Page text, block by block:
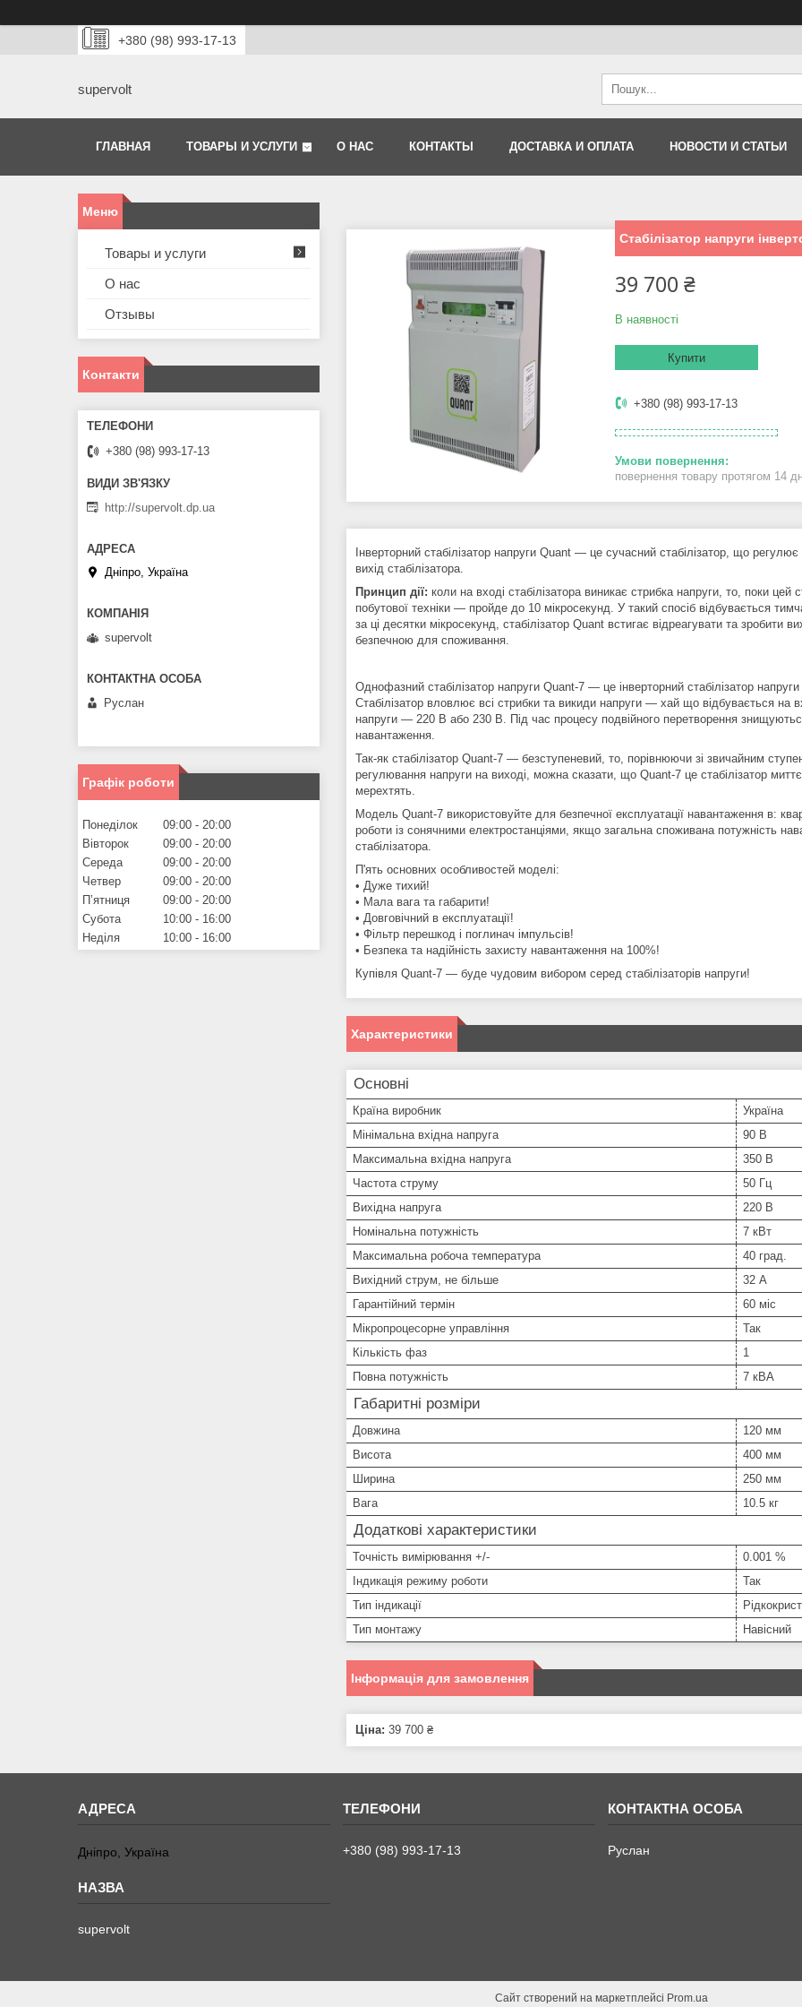
+380 (98) 993-17-13
supervolt
ГЛАВНАЯ ТОВАРЫ И УСЛУГИ О НАС КОНТАКТЫ ДОСТАВКА И ОПЛАТА НОВОСТИ И СТАТЬИ
Стабілізатор напруги
39 700 ₴
В наявності
Купити
+380 (98) 993-17-13
повернення товару протягом 14
Інверторний стабілізатор напруги Quant — це сучасний стабілізатор, що
вихід стабілізатора.
Принцип дії: коли на вході стабілізатора виникає стрибка напруги, то, поки
побутової техніки — пройде до 10 мікросекунд. У такий спосіб відбувається
за ці десятки мікросекунд, стабілізатор Quant встигає відреагувати та зробити
безпечною для споживання.
Однофазний стабілізатор напруги Quant-7 — це інверторний стабілізатор
Стабілізатор вловлює всі стрибки та викиди напруги — хай що відбувається на
напруги — 220 В або 230 В. Під час процесу подвійного перетворення
навантаження.
Так-як стабілізатор Quant-7 — безступеневий, то, порівнюючи зі звичайним
регулювання напруги на виході, можна сказати, що Quant-7 це стабілізатор
мерехтять.
Модель Quant-7 використовуйте для безпечної експлуатації навантаження в:
роботи із сонячними електростанціями, якщо загальна споживана потужність
стабілізатора.
П'ять основних особливостей моделі:
• Дуже тихий!
• Мала вага та габарити!
• Довговічний в експлуатації!
• Фільтр перешкод і поглинач імпульсів!
• Безпека та надійність захисту навантаження на 100%!
Купівля Quant-7 — буде чудовим вибором серед стабілізаторів напруги!
Характеристики
Основні
Країна виробник
Україна
Мінімальна вхідна напруга
90 В
Максимальна вхідна напруга
350 В
Частота струму
50 Гц
Вихідна напруга
220 В
Номінальна потужність
7 кВт
Максимальна робоча температура
40 град.
Вихідний струм, не більше
32 А
Гарантійний термін
60 міс
Мікропроцесорне управління
Так
Кількість фаз
1
Повна потужність
7 кВА
Габаритні розміри
Довжина
120 мм
Висота
400 мм
Ширина
250 мм
Вага
10.5 кг
Додаткові характеристики
Точність вимірювання +/-
0.001 %
Індикація режиму роботи
Так
Тип індикації
Тип монтажу
Навісний
Інформація для замовлення
Ціна: 39 700 ₴
Товары и услуги
О нас
Отзывы
Контакти
+380 (98) 993-17-13
http://supervolt.dp.ua
Дніпро, Україна
supervolt
Руслан
Графік роботи
Понеділок 09:00
20:00
Вівторок
09:00
20:00
Середа
09:00
20:00
Четвер
09:00
20:00
Пʼятниця
09:00
20:00
Субота
10:00
16:00
Неділя
10:00 16:00
Дніпро, Україна
supervolt
+380 (98) 993-17-13 Руслан
Сайт створений на маркетплейсі Prom.ua